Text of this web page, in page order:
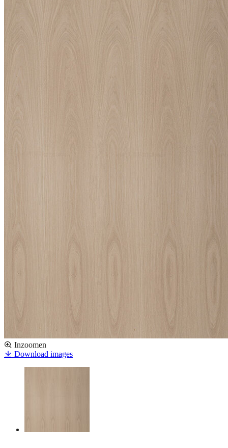
Inzoomen
Download images